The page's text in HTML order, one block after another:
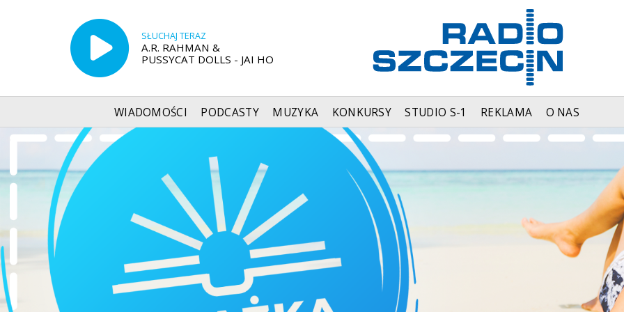
SŁUCHAJ TERAZ
A.R. RAHMAN &
PUSSYCAT DOLLS - JAI HO
WIADOMOŚCI PODCASTY MUZYKA KONKURSY STUDIO S-1 REKLAMA O NAS